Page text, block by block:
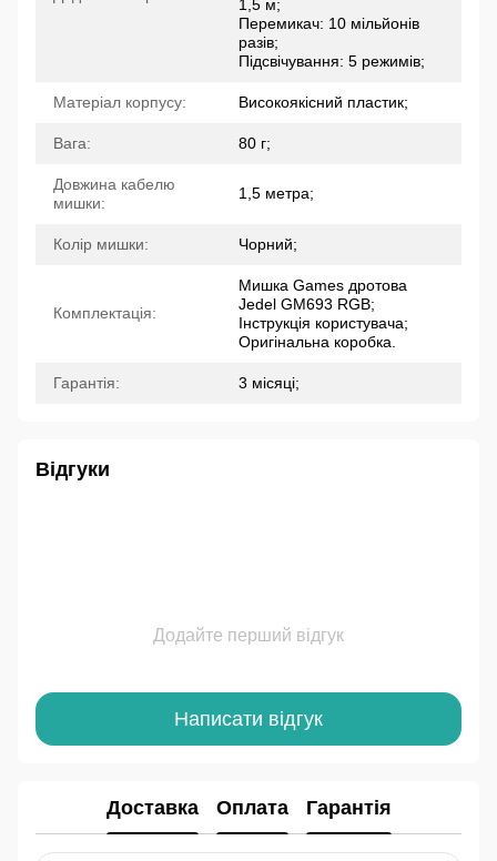
1,5 м;
Перемикач: 10 мільйонів
разів;
Підсвічування: 5 режимів;
Матеріал корпусу: Високоякісний пластик;
Вага: 80 г;
Довжина кабелю
мишки:
1,5 метра;
Колір мишки: Чорний;
Комплектація:
Мишка Games дротова
Jedel GM693 RGB;
Інструкція користувача;
Оригінальна коробка.
Гарантія: 3 місяці;
Відгуки
Додайте перший відгук
Написати відгук
Доставка Оплата Гарантія